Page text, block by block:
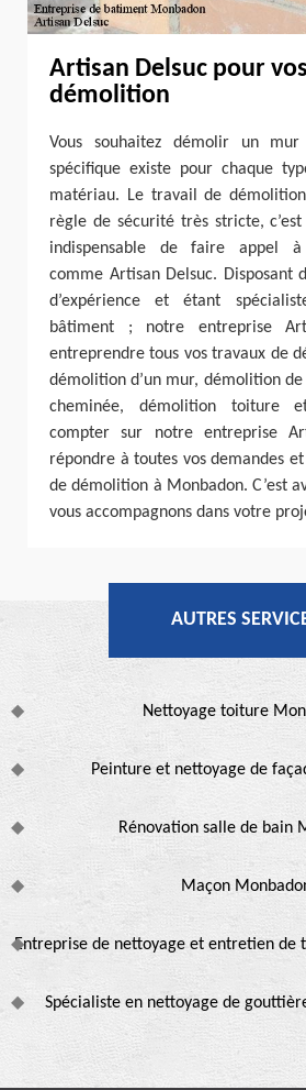
Artisan Delsuc pour
démolition
Vous souhaitez démolir un
spécifique existe pour chaque
matériau. Le travail de
règle de sécurité très stricte,
indispensable de faire appel à
comme Artisan Delsuc. Disposant
d’expérience et étant
bâtiment ; notre entreprise
entreprendre tous vos travaux de
démolition d’un mur, démolition
cheminée, démolition toiture
compter sur notre entreprise
répondre à toutes vos demandes
de démolition à Monbadon. C’est
vous accompagnons dans votre
AUTRES
Nettoyage toiture
Peinture et nettoyage de
Rénovation salle de bain
Maçon
Entreprise de nettoyage et entretien de
Spécialiste en nettoyage de